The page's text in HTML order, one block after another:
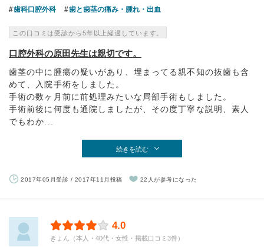
歯科口腔外科 歯と歯茎の痛み・腫れ・出血
この口コミは受診から5年以上経過しています。
口腔外科の原田先生は親切です。
歯茎の中に腫瘍の疑いがあり、埋まってる親不知の抜歯も含
めて、入院手術をしました。
手術の数ヶ月前に前処理みたいな局部手術もしました。
手術前後に何度も通院しましたが、その度丁寧な説明、素人
でもわか...
続きを読む
2017年05月受診 / 2017年11月投稿 22人が参考になった
4.0
きょん（本人・40代・女性・掲載口コミ3件）